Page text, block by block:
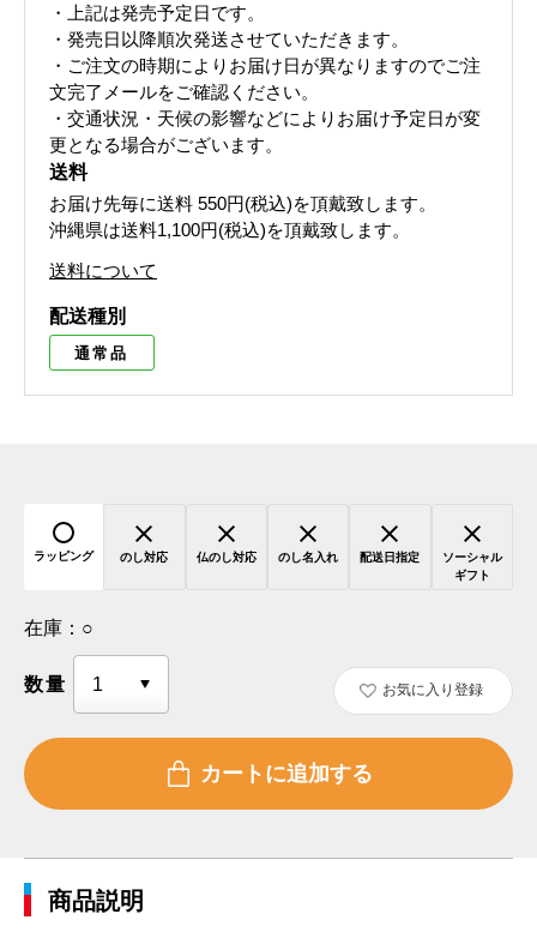
・上記は発売予定日です。
・発売日以降順次発送させていただきます。
・ご注文の時期によりお届け日が異なりますのでご注
文完了メールをご確認ください。
・交通状況・天候の影響などによりお届け予定日が変
更となる場合がございます。
送料
お届け先毎に送料 550円(税込)を頂戴致します。
沖縄県は送料1,100円(税込)を頂戴致します。
送料について
配送種別
通常品
ラッピング のし対応 仏のし対応 のし名入れ 配送日指定
ソーシャル
ギフト
在庫： ○
数量 お気に入り登録
商品説明